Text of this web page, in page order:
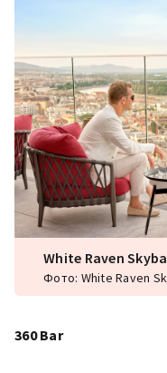
White Raven
Фото: White Raven
360 Bar